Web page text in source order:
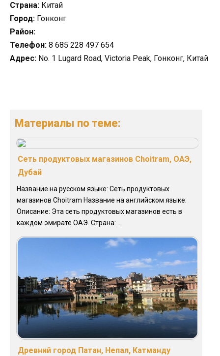
Страна: Китай
Город: Гонконг
Район:
Телефон: 8 685 228 497 654
Адрес: No. 1 Lugard Road, Victoria Peak, Гонконг, Китай
Материалы по теме:
Сеть продуктовых магазинов Сhoitram, ОАЭ,
Дубай
Название на русском языке: Сеть продуктовых
магазинов Сhoitram Название на английском языке:
Описание: Эта сеть продуктовых магазинов есть в
каждом эмирате ОАЭ. Страна: ...
Древний город Патан, Непал, Катманду